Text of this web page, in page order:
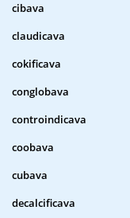
cibava
claudicava
cokificava
conglobava
controindicava
coobava
cubava
decalcificava